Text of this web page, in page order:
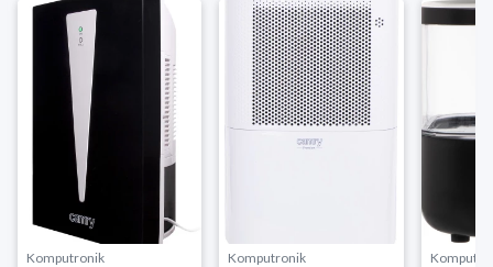
Komputronik Komputronik